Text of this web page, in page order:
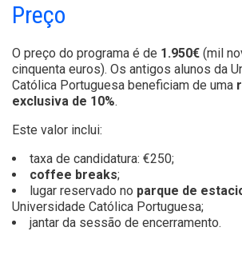
Preço
O preço do programa é de 1.950€ (mil
cinquenta euros). Os antigos alunos da
Católica Portuguesa beneficiam de uma
exclusiva de 10%.
Este valor inclui:
taxa de candidatura: €250;
coffee breaks;
lugar reservado no parque de
Universidade Católica Portuguesa;
jantar da sessão de encerramento.